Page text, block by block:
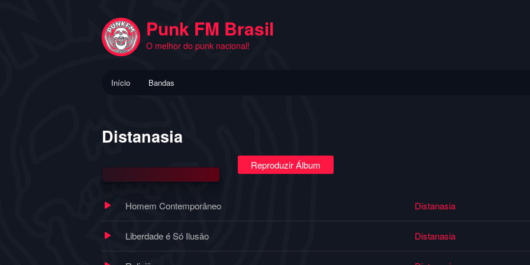
Punk FM Brasil
O melhor do punk nacional!
Início Bandas
Distanasia
Reproduzir Álbum
Homem Contemporâneo Distanasia
Liberdade é Só Ilusão Distanasia